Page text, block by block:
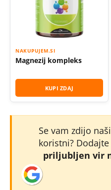
NAKUPUJEM.SI
Magnezij kompleks
KUPI ZDAJ
Se vam zdijo
koristni? Dodajte
priljubljen vir